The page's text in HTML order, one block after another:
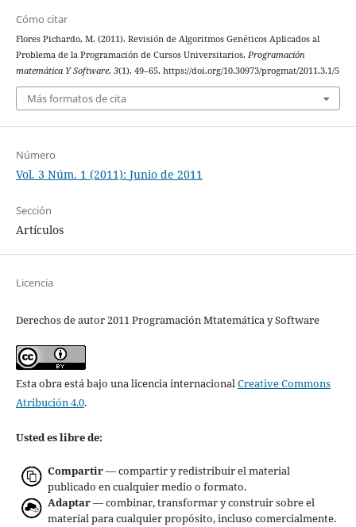
Cómo citar
Flores Pichardo, M. (2011). Revisión de Algoritmos Genéticos Aplicados al
Problema de la Programación de Cursos Universitarios. Programación
matemática Y Software, 3(1), 49–65. https://doi.org/10.30973/progmat/2011.3.1/5
Más formatos de cita
Número
Vol. 3 Núm. 1 (2011): Junio de 2011
Sección
Artículos
Licencia
Derechos de autor 2011 Programación Mtatemática y Software
Esta obra está bajo una licencia internacionalCreative Commons
Atribución 4.0.
Usted es libre de:
Compartir— compartir y redistribuir el material
publicado en cualquier medio o formato.
Adaptar— combinar, transformar y construir sobre el
material para cualquier propósito, incluso comercialmente.